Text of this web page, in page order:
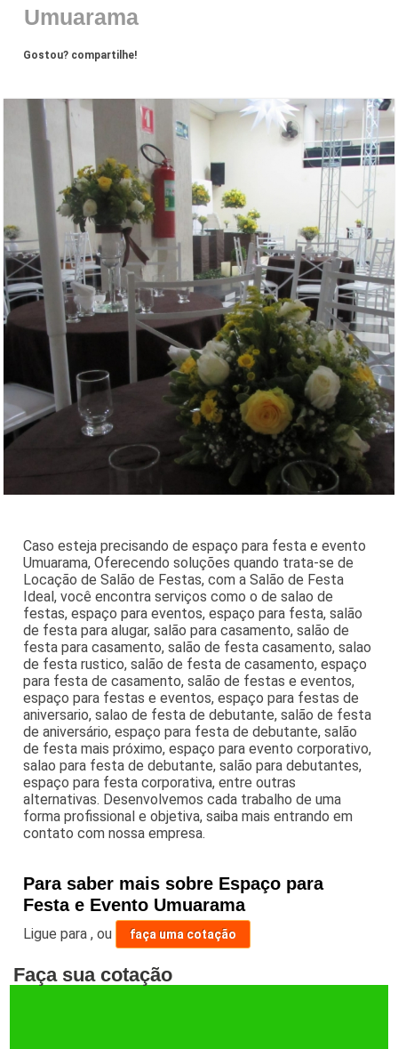
Umuarama
Gostou? compartilhe!
Caso esteja precisando de espaço para festa e evento
Umuarama, Oferecendo soluções quando trata-se de
Locação de Salão de Festas, com a Salão de Festa
Ideal, você encontra serviços como o de salao de
festas, espaço para eventos, espaço para festa, salão
de festa para alugar, salão para casamento, salão de
festa para casamento, salão de festa casamento, salao
de festa rustico, salão de festa de casamento, espaço
para festa de casamento, salão de festas e eventos,
espaço para festas e eventos, espaço para festas de
aniversario, salao de festa de debutante, salão de festa
de aniversário, espaço para festa de debutante, salão
de festa mais próximo, espaço para evento corporativo,
salao para festa de debutante, salão para debutantes,
espaço para festa corporativa, entre outras
alternativas. Desenvolvemos cada trabalho de uma
forma profissional e objetiva, saiba mais entrando em
contato com nossa empresa.
Para saber mais sobre Espaço para
Festa e Evento Umuarama
Ligue para,ou faça uma cotação
Faça sua cotação